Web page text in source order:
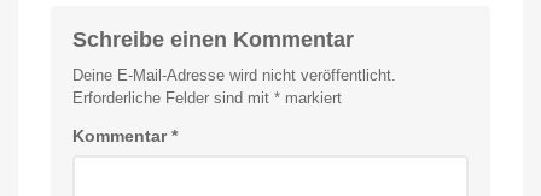
Schreibe einen Kommentar
Deine E-Mail-Adresse wird nicht veröffentlicht.
Erforderliche Felder sind mit * markiert
Kommentar*